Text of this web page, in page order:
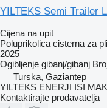
YILTEKS Semi Trailer
Cijena na upit
Poluprikolica cisterna za
2025
Ogibljenje gibanj/gibanj
Turska, Gaziantep
YILTEKS ENERJI ISI
Kontaktirajte prodavatelja